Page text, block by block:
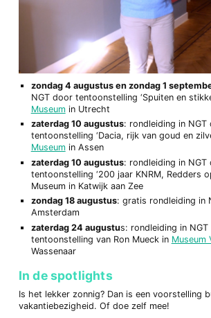
zondag 4 augustus en zondag 1
NGT door tentoonstelling ‘Spuiten en
Museum in Utrecht
zaterdag 10 augustus: rondleiding in NGT
tentoonstelling ‘Dacia, rijk van goud en
Museum in Assen
zaterdag 10 augustus: rondleiding in NGT
tentoonstelling ‘200 jaar KNRM, Redders
Museum in Katwijk aan Zee
zondag 18 augustus: gratis rondleiding in
Amsterdam
zaterdag 24 augustus: rondleiding in
tentoonstelling van Ron Mueck in Museum
Wassenaar
In de spotlights
Is het lekker zonnig? Dan is een voorstelling
vakantiebezigheid. Of doe zelf mee!